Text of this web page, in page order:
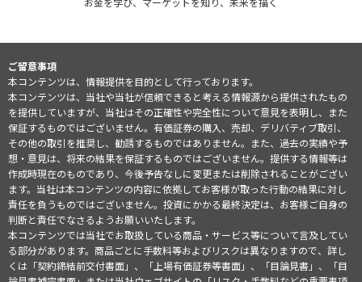
お金を学び、マーケットを知り、未来を描く
ご留意事項
本コンテンツは、情報提供を目的として行っております。
本コンテンツは、当社や当社が信頼できると考える情報源から提供されたもの
を提供していますが、当社はその正確性や完全性について意見を表明し、また
保証するものではございません。有価証券の購入、売却、デリバティブ取引、
その他の取引を推奨し、勧誘するものではありません。また、過去の実績や予
想・意見は、将来の結果を保証するものではございません。提供する情報等は
作成時現在のものであり、今後予告なしに変更または削除されることがござい
ます。当社は本コンテンツの内容に依拠してお客様が取った行動の結果に対し
責任を負うものではございません。投資にかかる最終決定は、お客様ご自身の
判断と責任でなさるようお願いいたします。
本コンテンツでは当社でお取扱している商品・サービス等について言及してい
る部分があります。商品ごとに手数料等およびリスクは異なりますので、詳し
くは「契約締結前交付書面」、「上場有価証券等書面」、「目論見書」、「目